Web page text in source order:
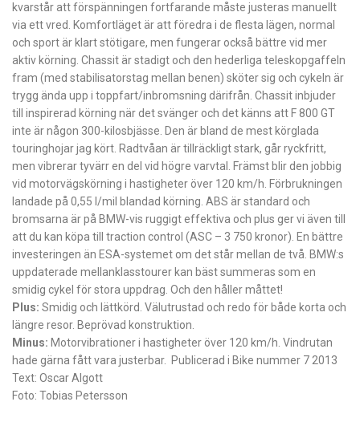
kvarstår att för­spänningen fortfarande måste justeras manuellt
via ett vred. Komfortläget är att föredra i de flesta lägen, normal
och sport är klart stötigare, men fungerar också bättre vid mer
aktiv körning. Chassit är stadigt och den hederliga teleskopgaffeln
fram (med stabilisatorstag mellan benen) sköter sig och cykeln är
trygg ända upp i toppfart/inbromsning därifrån. Chassit inbjuder
till inspirerad körning när det svänger och det känns att F 800 GT
inte är någon 300-kilosbjässe. Den är bland de mest körglada
touringhojar jag kört. Radtvåan är tillräckligt stark, går ryckfritt,
men vibrerar tyvärr en del vid högre varvtal. Främst blir den jobbig
vid motorvägskörning i hastigheter över 120 km/h. Förbrukningen
landade på 0,55 l/mil blandad körning. ABS är standard och
bromsarna är på BMW-vis ruggigt effektiva och plus ger vi även till
att du kan köpa till traction control (ASC – 3 750 kronor). En bättre
investeringen än ESA-systemet om det står mellan de två. BMW:s
uppdaterade mellanklasstourer kan bäst summeras som en
smidig cykel för stora uppdrag. Och den ­håller måttet!
Plus: Smidig och lättkörd. Välutrustad och redo för både korta och
längre resor. Beprövad konstruktion.
Minus: Motorvibrationer i hastigheter över 120 km/h. Vindrutan
hade gärna fått vara justerbar. Publicerad i Bike nummer 7 2013
Text: Oscar Algott
Foto: Tobias Petersson